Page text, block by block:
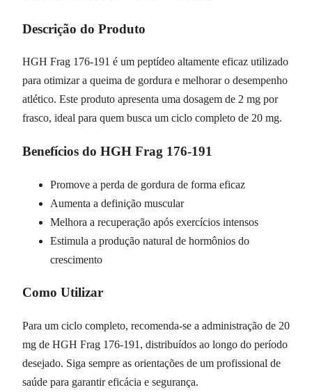
Descrição do Produto
HGH Frag 176-191 é um peptídeo altamente eficaz utilizado
para otimizar a queima de gordura e melhorar o desempenho
atlético. Este produto apresenta uma dosagem de 2 mg por
frasco, ideal para quem busca um ciclo completo de 20 mg.
Benefícios do HGH Frag 176-191
Promove a perda de gordura de forma eficaz
Aumenta a definição muscular
Melhora a recuperação após exercícios intensos
Estimula a produção natural de hormônios do
crescimento
Como Utilizar
Para um ciclo completo, recomenda-se a administração de 20
mg de HGH Frag 176-191, distribuídos ao longo do período
desejado. Siga sempre as orientações de um profissional de
saúde para garantir eficácia e segurança.